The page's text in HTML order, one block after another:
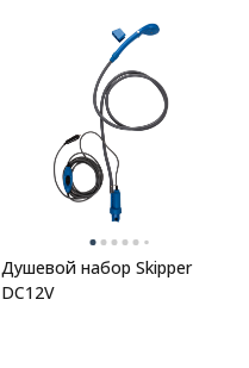
Душевой набор Skipper
DC12V